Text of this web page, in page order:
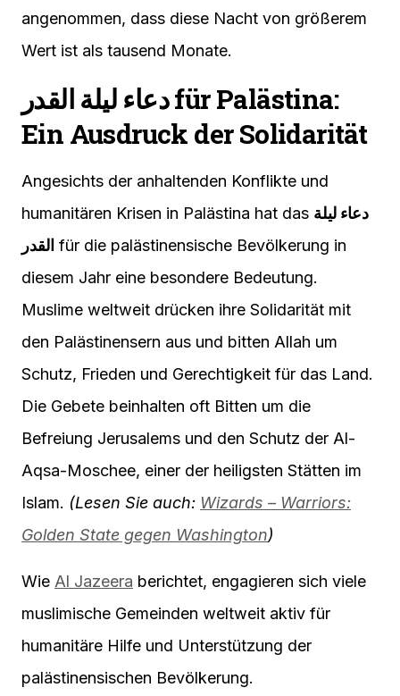
angenommen, dass diese Nacht von größerem
Wert ist als tausend Monate.
دعاء ليلة القدر für Palästina:
Ein Ausdruck der Solidarität
Angesichts der anhaltenden Konflikte und
humanitären Krisen in Palästina hat das دعاء ليلة
القدر für die palästinensische Bevölkerung in
diesem Jahr eine besondere Bedeutung.
Muslime weltweit drücken ihre Solidarität mit
den Palästinensern aus und bitten Allah um
Schutz, Frieden und Gerechtigkeit für das Land.
Die Gebete beinhalten oft Bitten um die
Befreiung Jerusalems und den Schutz der Al-
Aqsa-Moschee, einer der heiligsten Stätten im
Islam. (Lesen Sie auch: Wizards – Warriors:
Golden State gegen Washington)
Wie Al Jazeera berichtet, engagieren sich viele
muslimische Gemeinden weltweit aktiv für
humanitäre Hilfe und Unterstützung der
palästinensischen Bevölkerung.